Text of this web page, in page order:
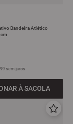
Bandeira Atlético
,99 sem juros
À SACOLA